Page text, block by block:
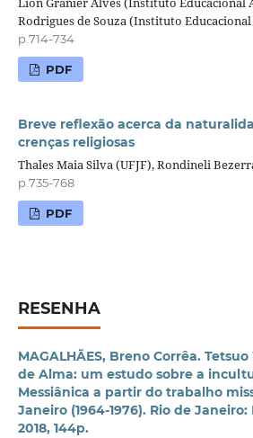
Rodrigues de Souza (Instituto
p.714-734
PDF
Breve reflexão acerca da
crenças religiosas
Thales Maia Silva (UFJF), Rondineli
p.735-768
PDF
RESENHA
MAGALHÃES, Breno Corrêa.
de Alma: um estudo sobre a
Messiânica a partir do trabalho
Janeiro (1964-1976). Rio de Janeiro:
2018, 144p.